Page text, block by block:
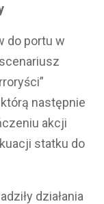
do portu w
następnie
akcji
statku do
działania